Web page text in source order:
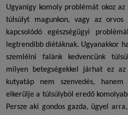
Ugyanígy komoly problémát okoz
túlsúlyt magunkon, vagy az orvos
kapcsolódó egészségügyi
legtrendibb diétáknak. Ugyanakkor
szemlélni falánk kedvencünk
milyen betegségekkel járhat ez
kutyatáp nem szenvedés, hanem
elkerülje a túlsúlyból eredő
Persze aki gondos gazda, ügyel